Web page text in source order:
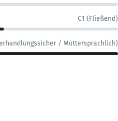
C1 (Fließend)
/ Muttersprachlich)